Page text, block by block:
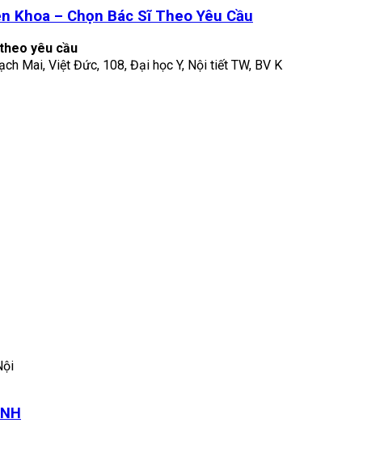
Khoa – Chọn Bác Sĩ Theo Yêu Cầu
yêu cầu
Mai, Việt Đức, 108, Đại học Y, Nội tiết TW, BV K